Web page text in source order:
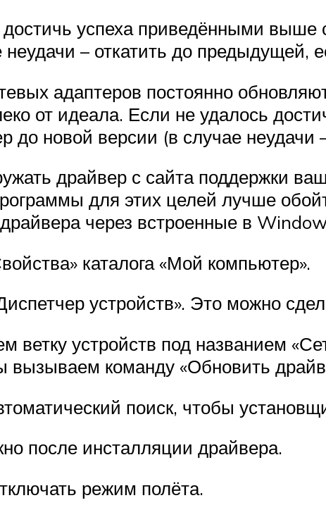
успеха приведёнными выше
неудачи – откатить до предыдущей,
адаптеров постоянно
от идеала. Если не удалось
до новой версии (в случае
драйвер с сайта поддержки
для этих целей лучше
драйвера через встроенные в
каталога «Мой компьютер».
устройств». Это можно
ветку устройств под названием
вызываем команду «Обновить
поиск, чтобы
после инсталляции драйвера.
режим полёта.